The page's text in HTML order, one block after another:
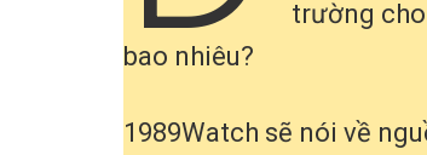
trường
bao nhiêu?
1989Watch sẽ nói về